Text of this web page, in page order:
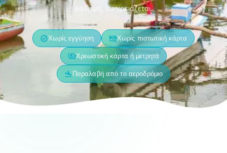
κάλυψη, αν χρειάζεται.
verifiedΧωρίς εγγύηση credit_card_offΧωρίς πιστωτική κάρτα
paymentsΧρεωστική κάρτα ή μετρητά
flight_land Παραλαβή από το αεροδρόμιο